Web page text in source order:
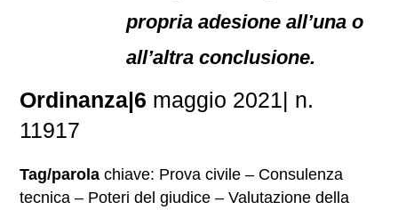
propria adesione all’una o
all’altra conclusione.
Ordinanza|6 maggio 2021| n.
11917
Tag/parola chiave: Prova civile – Consulenza
tecnica – Poteri del giudice – Valutazione della